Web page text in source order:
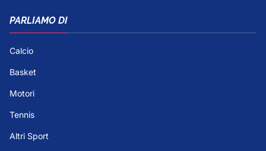
PARLIAMO DI
Calcio
Basket
Motori
Tennis
Altri Sport